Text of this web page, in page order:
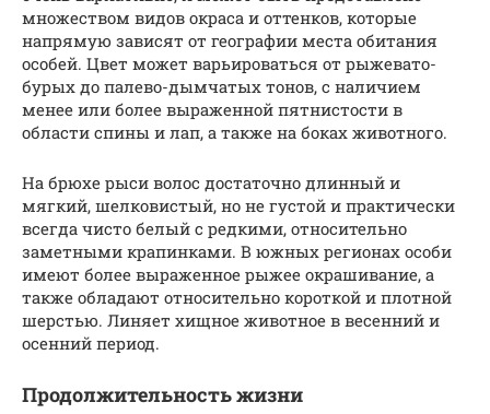
множеством видов окраса и оттенков, которые
напрямую зависят от географии места обитания
особей. Цвет может варьироваться от рыжевато-
бурых до палево-дымчатых тонов, с наличием
менее или более выраженной пятнистости в
области спины и лап, а также на боках животного.
На брюхе рыси волос достаточно длинный и
мягкий, шелковистый, но не густой и практически
всегда чисто белый с редкими, относительно
заметными крапинками. В южных регионах особи
имеют более выраженное рыжее окрашивание, а
также обладают относительно короткой и плотной
шерстью. Линяет хищное животное в весенний и
осенний период.
Продолжительность жизни